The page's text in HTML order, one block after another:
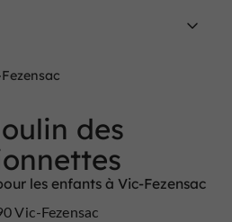
des
les enfants à Vic-Fezensac
Vic-Fezensac